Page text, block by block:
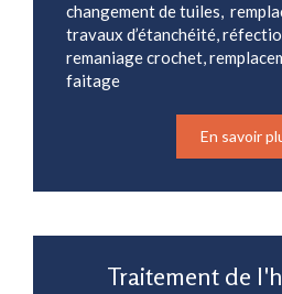
changement de tuiles,
travaux d’étanchéité,
remaniage crochet,
faitage
En savoir
Traitement de